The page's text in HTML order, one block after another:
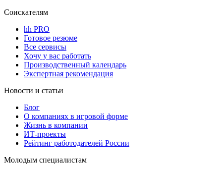
Соискателям
hh PRO
Готовое резюме
Все сервисы
Хочу у вас работать
Производственный календарь
Экспертная рекомендация
Новости и статьи
Блог
О компаниях в игровой форме
Жизнь в компании
ИТ-проекты
Рейтинг работодателей России
Молодым специалистам